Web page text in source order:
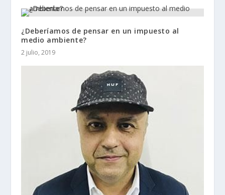
¿Deberíamos de pensar en un impuesto al
medio ambiente?
2 julio, 2019